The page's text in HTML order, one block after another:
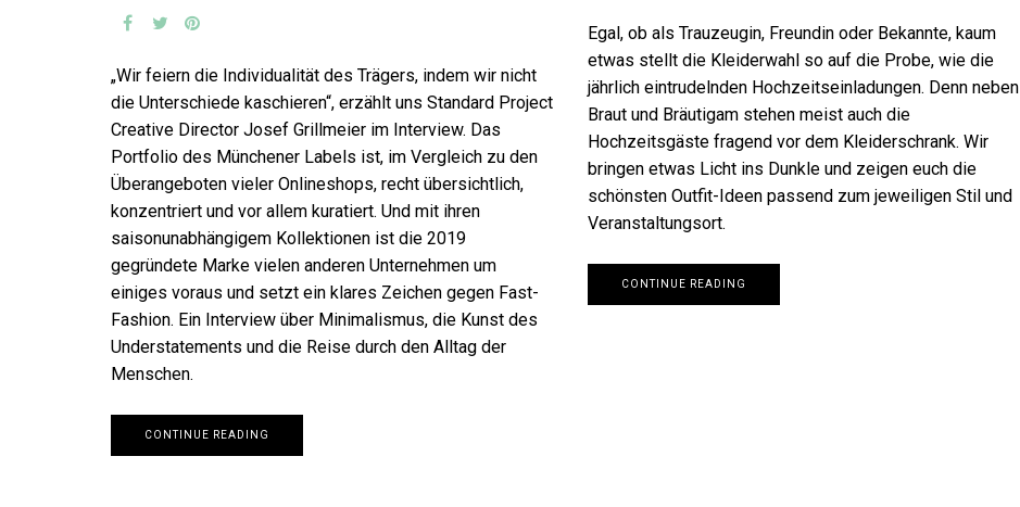
„Wir feiern die Individualität des Trägers, indem wir nicht
die Unterschiede kaschieren“, erzählt uns Standard Project
Creative Director Josef Grillmeier im Interview. Das
Portfolio des Münchener Labels ist, im Vergleich zu den
Überangeboten vieler Onlineshops, recht übersichtlich,
konzentriert und vor allem kuratiert. Und mit ihren
saisonunabhängigem Kollektionen ist die 2019
gegründete Marke vielen anderen Unternehmen um
einiges voraus und setzt ein klares Zeichen gegen Fast-
Fashion. Ein Interview über Minimalismus, die Kunst des
Understatements und die Reise durch den Alltag der
Menschen.
CONTINUE READING
Egal, ob als Trauzeugin, Freundin oder Bekannte, kaum
etwas stellt die Kleiderwahl so auf die Probe, wie die
jährlich eintrudelnden Hochzeitseinladungen. Denn neben
Braut und Bräutigam stehen meist auch die
Hochzeitsgäste fragend vor dem Kleiderschrank. Wir
bringen etwas Licht ins Dunkle und zeigen euch die
schönsten Outfit-Ideen passend zum jeweiligen Stil und
Veranstaltungsort.
CONTINUE READING